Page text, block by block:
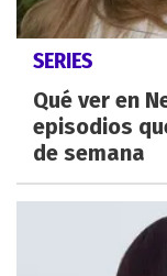
SERIES
Qué ver en
episodios
de semana